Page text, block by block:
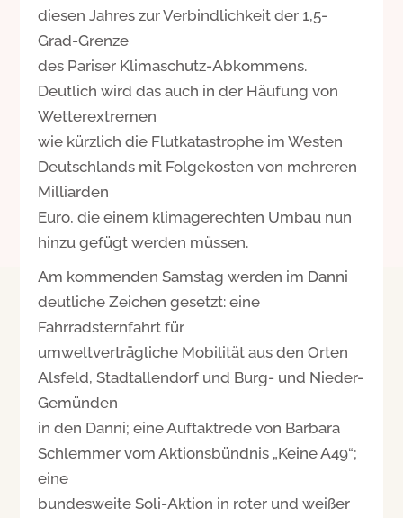
diesen Jahres zur Verbindlichkeit der 1,5-
Grad-Grenze
des Pariser Klimaschutz-Abkommens.
Deutlich wird das auch in der Häufung von
Wetterextremen
wie kürzlich die Flutkatastrophe im Westen
Deutschlands mit Folgekosten von mehreren
Milliarden
Euro, die einem klimagerechten Umbau nun
hinzu gefügt werden müssen.
Am kommenden Samstag werden im Danni
deutliche Zeichen gesetzt: eine
Fahrradsternfahrt für
umweltverträgliche Mobilität aus den Orten
Alsfeld, Stadtallendorf und Burg- und Nieder-
Gemünden
in den Danni; eine Auftaktrede von Barbara
Schlemmer vom Aktionsbündnis „Keine A49“;
eine
bundesweite Soli-Aktion in roter und weißer